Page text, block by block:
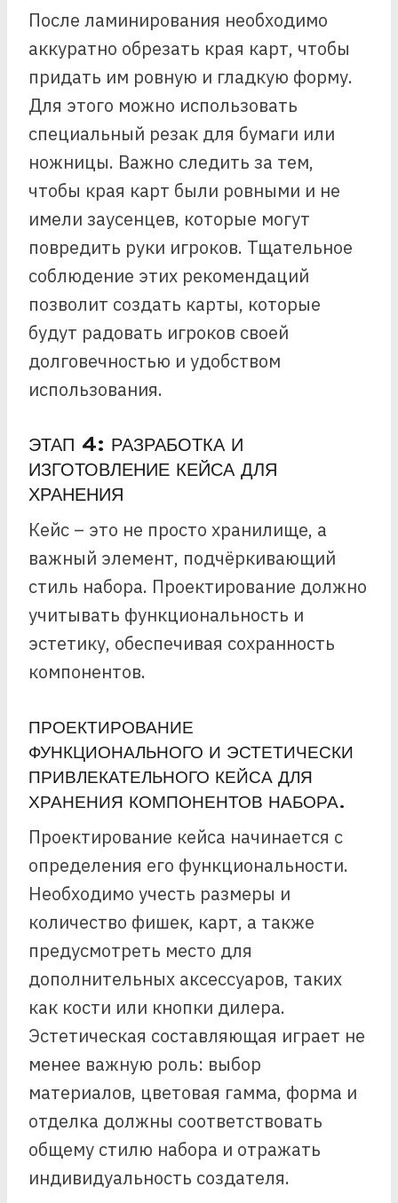
После ламинирования необходимо
аккуратно обрезать края карт, чтобы
придать им ровную и гладкую форму.
Для этого можно использовать
специальный резак для бумаги или
ножницы. Важно следить за тем,
чтобы края карт были ровными и не
имели заусенцев, которые могут
повредить руки игроков. Тщательное
соблюдение этих рекомендаций
позволит создать карты, которые
будут радовать игроков своей
долговечностью и удобством
использования.
ЭТАП 4: РАЗРАБОТКА И
ИЗГОТОВЛЕНИЕ КЕЙСА ДЛЯ
ХРАНЕНИЯ
Кейс – это не просто хранилище, а
важный элемент, подчёркивающий
стиль набора. Проектирование должно
учитывать функциональность и
эстетику, обеспечивая сохранность
компонентов.
ПРОЕКТИРОВАНИЕ
ФУНКЦИОНАЛЬНОГО И ЭСТЕТИЧЕСКИ
ПРИВЛЕКАТЕЛЬНОГО КЕЙСА ДЛЯ
ХРАНЕНИЯ КОМПОНЕНТОВ НАБОРА.
Проектирование кейса начинается с
определения его функциональности.
Необходимо учесть размеры и
количество фишек, карт, а также
предусмотреть место для
дополнительных аксессуаров, таких
как кости или кнопки дилера.
Эстетическая составляющая играет не
менее важную роль: выбор
материалов, цветовая гамма, форма и
отделка должны соответствовать
общему стилю набора и отражать
индивидуальность создателя.